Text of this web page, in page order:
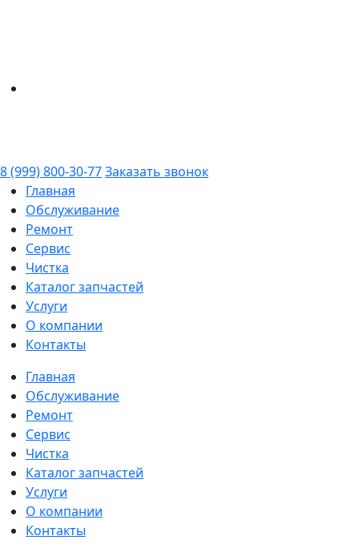
8 (999) 800-30-77Заказать звонок
Главная
Обслуживание
Ремонт
Сервис
Чистка
Каталог запчастей
Услуги
О компании
Контакты
Главная
Обслуживание
Ремонт
Сервис
Чистка
Каталог запчастей
Услуги
О компании
Контакты